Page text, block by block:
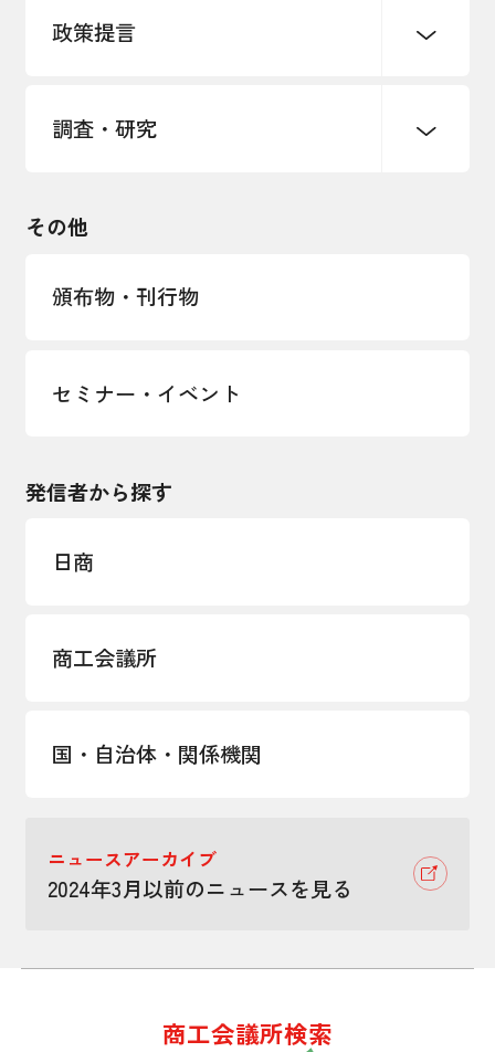
海外情報レポート
安全保障貿易管理・技術流出防止に関す
経営者保証に関するガイドライン
政策提言
中小企業経営
国土強靭化・社会基盤整備・震災復興
調査・研究
LOBO調査
その他
頒布物・刊行物
セミナー・イベント
発信者から探す
日商
商工会議所
国・自治体・関係機関
ニュースアーカイブ
2024年3月以前のニュースを見る
商工会議所検索